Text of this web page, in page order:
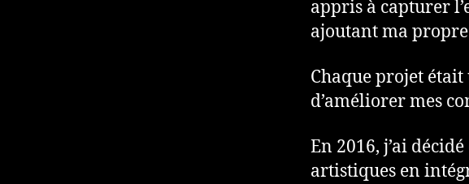
appris à capturer
ajoutant ma
Chaque projet
d’améliorer mes
En 2016, j’ai
artistiques en